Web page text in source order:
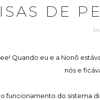
DE
Quando eu e a Nonô
nós e
funcionamento do sistema